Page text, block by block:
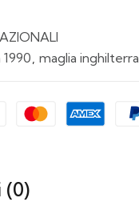
maglia inghilterra
(0)